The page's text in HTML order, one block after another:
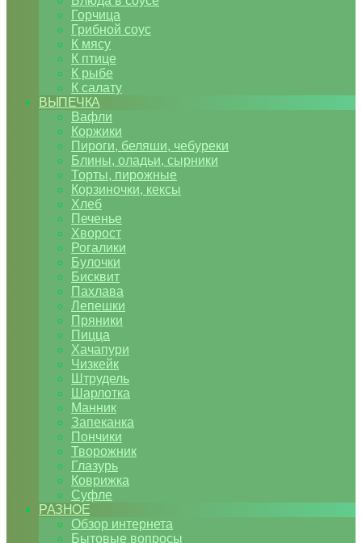
Горчица
Грибной соус
К мясу
К птице
К рыбе
К салату
ВЫПЕЧКА
Вафли
Коржики
Пироги, беляши, чебуреки
Блины, оладьи, сырники
Торты, пирожные
Корзиночки, кексы
Хлеб
Печенье
Хворост
Рогалики
Булочки
Бисквит
Пахлава
Лепешки
Пряники
Пицца
Хачапури
Чизкейк
Штрудель
Шарлотка
Манник
Запеканка
Пончики
Творожник
Глазурь
Коврижка
Суфле
РАЗНОЕ
Обзор интернета
Бытовые вопросы